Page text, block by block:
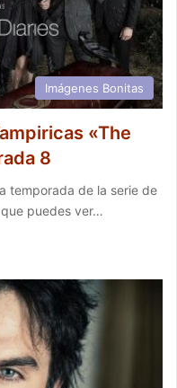
Imágenes Bonitas
«The
8
temporada de la serie de
puedes ver…